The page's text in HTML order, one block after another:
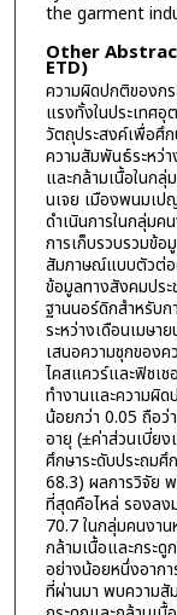
the garment
Other
ETD)
ความผิดปกติของก
แรงทั้งในประเทศ
วัตถุประสงค์เพื่อศึก
ความสัมพันธ์ระหว่
และกล้ามเนื้อในกลุ่
นเจย เมืองพนมเป
ดำเนินการในกลุ่ม
การเก็บรวบรวมข้อ
สัมภาษณ์แบบตัวต่อ
ข้อมูลทางสังคมปร
ฐานนอร์ดิกสำหรับก
ระหว่างเดือนเมษ
เสนอความชุกของ
ไคสแควร์และฟิชเ
ทำงานและความผิ
น้อยกว่า 0.05 ถือว่
อายุ (±ค่าส่วนเบี่ย
ศึกษาระดับประถม
68.3) ผลการวิจัย
ที่สุดคือไหล่ รองลง
70.7 ในกลุ่มคนงา
กล้ามเนื้อและกระดู
อย่างน้อยหนึ่งอาก
ที่ผ่านมา พบความ